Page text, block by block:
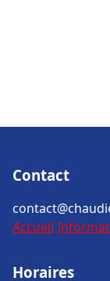
Contact
Accueil
Horaires